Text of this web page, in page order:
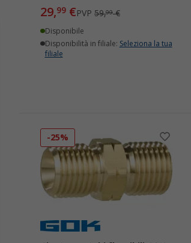
29,99 €PVP59,99€
Disponibile
Disponibilità in filiale: Seleziona la tua
filiale
-25%